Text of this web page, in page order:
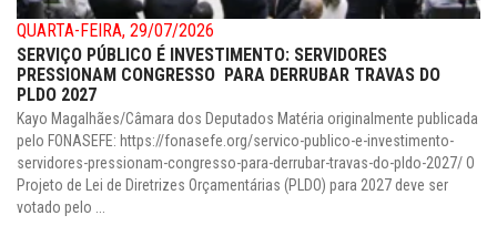
QUARTA-FEIRA, 29/07/2026
SERVIÇO PÚBLICO É INVESTIMENTO: SERVIDORES
PRESSIONAM CONGRESSO PARA DERRUBAR TRAVAS DO
PLDO 2027
Kayo Magalhães/Câmara dos Deputados Matéria originalmente publicada
pelo FONASEFE: https://fonasefe.org/servico-publico-e-investimento-
servidores-pressionam-congresso-para-derrubar-travas-do-pldo-2027/ O
Projeto de Lei de Diretrizes Orçamentárias (PLDO) para 2027 deve ser
votado pelo ...